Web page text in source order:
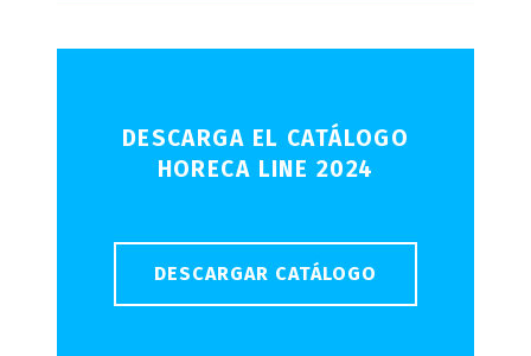
DESCARGA EL CATÁLOGO
HORECA LINE 2024
DESCARGAR CATÁLOGO